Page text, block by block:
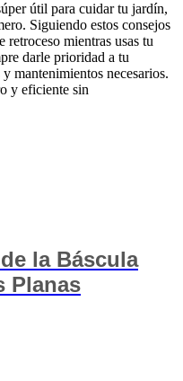
útil para cuidar tu jardín,
Siguiendo estos consejos
retroceso mientras usas tu
darle prioridad a tu
mantenimientos necesarios.
y eficiente sin
la Báscula
Planas